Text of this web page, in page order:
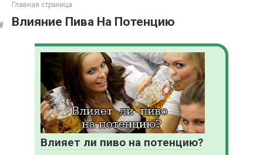
Главная страница
Влияние Пива На Потенцию
Влияет ли пиво на потенцию?